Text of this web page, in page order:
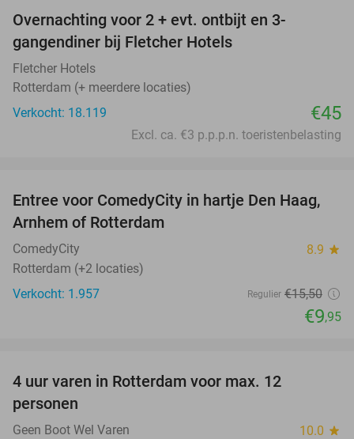
Overnachting voor 2 + evt. ontbijt en 3-
gangendiner bij Fletcher Hotels
Fletcher Hotels
Rotterdam (+ meerdere locaties)
Verkocht: 18.119
€45
Excl. ca. €3 p.p.p.n. toeristenbelasting
36%
Entree voor ComedyCity in hartje Den Haag,
Arnhem of Rotterdam
ComedyCity 8.9 star
Rotterdam (+2 locaties)
Verkocht: 1.957
Regulier €15,50
€9,95
4 uur varen in Rotterdam voor max. 12
personen
Geen Boot Wel Varen 10.0 star